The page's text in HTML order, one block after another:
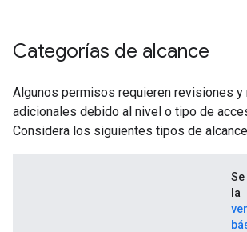
Categorías de alcance
Algunos permisos requieren revisiones
adicionales debido al nivel o tipo de
Considera los siguientes tipos de
la